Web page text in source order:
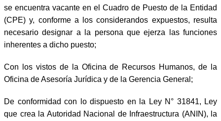
se encuentra vacante en el Cuadro de Puesto de la Entidad
(CPE) y, conforme a los considerandos expuestos, resulta
necesario designar a la persona que ejerza las funciones
inherentes a dicho puesto;
Con los vistos de la Oficina de Recursos Humanos, de la
Oficina de Asesoría Jurídica y de la Gerencia General;
De conformidad con lo dispuesto en la Ley N° 31841, Ley
que crea la Autoridad Nacional de Infraestructura (ANIN), la